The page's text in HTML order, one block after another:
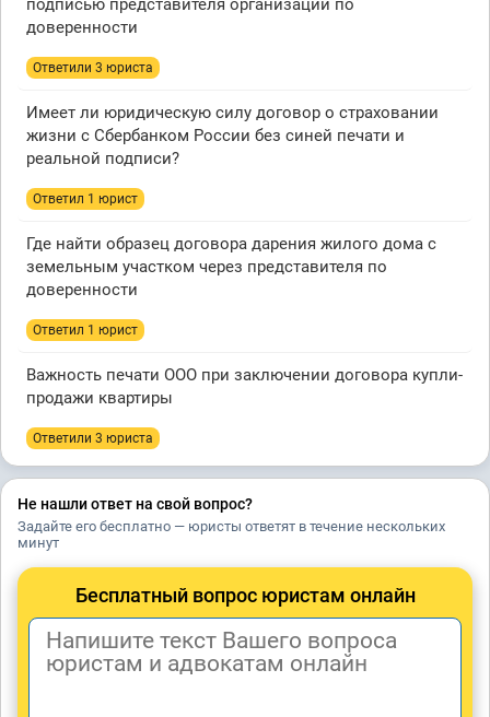
подписью представителя организации по
доверенности
Ответили 3 юристa
Имеет ли юридическую силу договор о страховании
жизни с Сбербанком России без синей печати и
реальной подписи?
Ответил 1 юрист
Где найти образец договора дарения жилого дома с
земельным участком через представителя по
доверенности
Ответил 1 юрист
Важность печати ООО при заключении договора купли-
продажи квартиры
Ответили 3 юристa
Не нашли ответ на свой вопрос?
Задайте его бесплатно — юристы ответят в течение нескольких
минут
Бесплатный вопрос юристам онлайн